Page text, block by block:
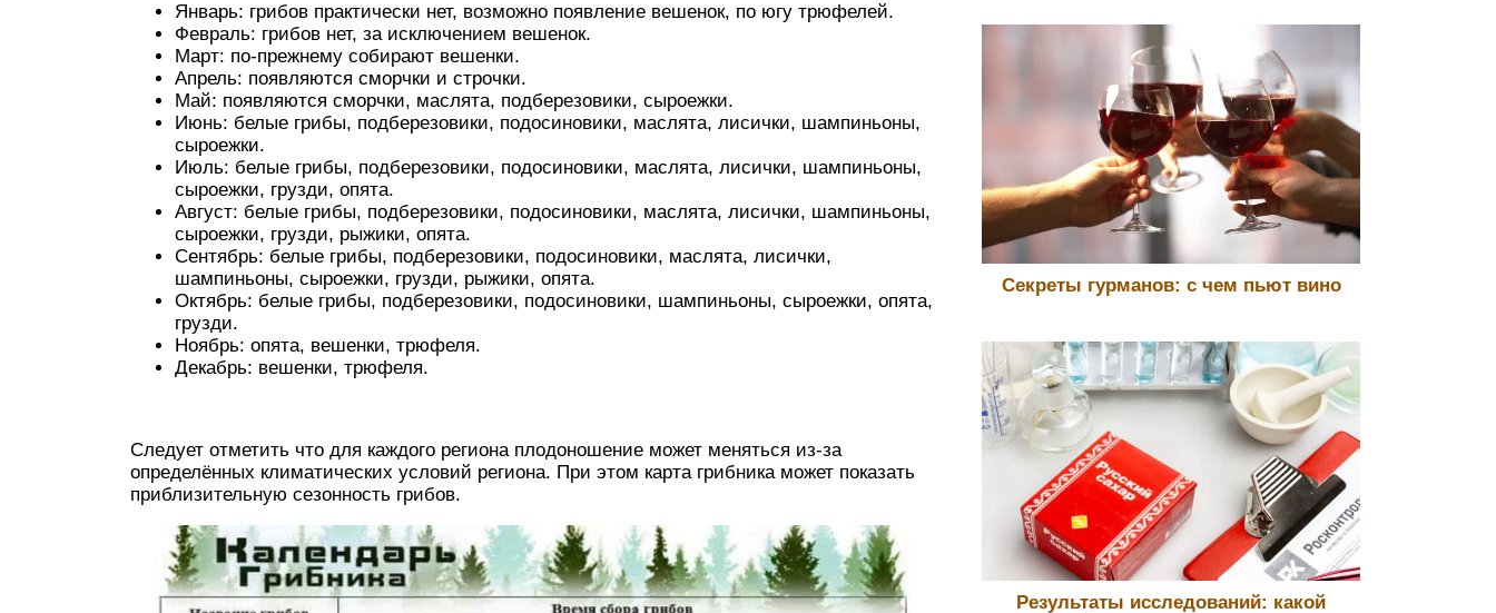
Январь: грибов практически нет, возможно появление вешенок, по югу трюфелей.
Февраль: грибов нет, за исключением вешенок.
Март: по-прежнему собирают вешенки.
Апрель: появляются сморчки и строчки.
Май: появляются сморчки, маслята, подберезовики, сыроежки.
Июнь: белые грибы, подберезовики, подосиновики, маслята, лисички, шампиньоны,
сыроежки.
Июль: белые грибы, подберезовики, подосиновики, маслята, лисички, шампиньоны,
сыроежки, грузди, опята.
Август: белые грибы, подберезовики, подосиновики, маслята, лисички, шампиньоны,
сыроежки, грузди, рыжики, опята.
Сентябрь: белые грибы, подберезовики, подосиновики, маслята, лисички,
шампиньоны, сыроежки, грузди, рыжики, опята.
Октябрь: белые грибы, подберезовики, подосиновики, шампиньоны, сыроежки, опята,
грузди.
Ноябрь: опята, вешенки, трюфеля.
Декабрь: вешенки, трюфеля.
Следует отметить что для каждого региона плодоношение может меняться из-за
определённых климатических условий региона. При этом карта грибника может показать
приблизительную сезонность грибов.
Секреты гурманов: с чем пьют вино
Результаты исследований: какой